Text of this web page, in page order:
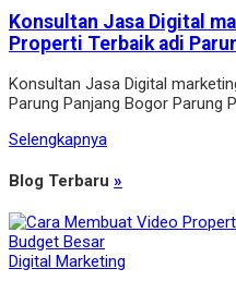
Konsultan Jasa Digital
Properti Terbaik adi
Konsultan Jasa Digital
Parung Panjang Bogor Parung
Selengkapnya
Blog Terbaru »
Digital Marketing